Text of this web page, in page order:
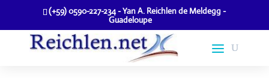
(+59) 0590-227-234 - Yan A. Reichlen de Meldegg -
Guadeloupe